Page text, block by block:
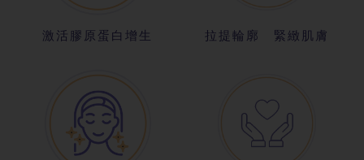
激活膠原蛋白 增生 拉提輪廓 緊 緻肌膚